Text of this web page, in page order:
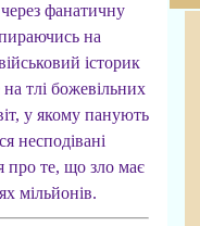
фанатичну
на
історик
тлі божевільних
у якому панують
несподівані
про те, що зло має
мільйонів.